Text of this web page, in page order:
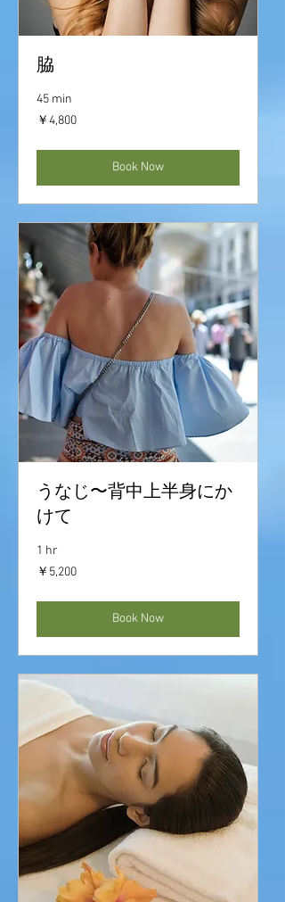
脇
45 min
4,800
円
￥4,800
Book Now
うなじ〜背中上半身にか
けて
1 hr
5,200
円
￥5,200
Book Now